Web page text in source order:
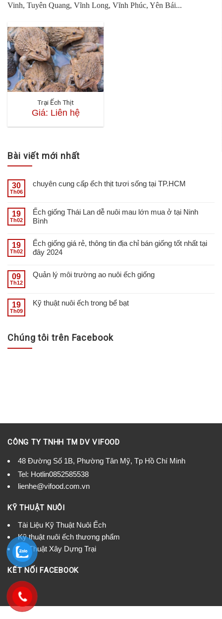
Vinh, Tuyên Quang, Vĩnh Long, Vĩnh Phúc, Yên Bái...
Trại Ếch Thịt
Giá: Liên hệ
Bài viết mới nhất
30
Th06
chuyên cung cấp ếch thịt tươi sống tại TP.HCM
19
Th02
Ếch giống Thái Lan dễ nuôi mau lớn mua ở tại Ninh
Bình
19
Th02
Ếch giống giá rẻ, thông tin địa chỉ bán giống tốt nhất tại
đây 2024
09
Th12
Quản lý môi trường ao nuôi ếch giống
19
Th09
Kỹ thuật nuôi ếch trong bể bạt
Chúng tôi trên Facebook
CÔNG TY TNHH TM DV VIFOOD
48 Đường Số 1B, Phường Tân Mỹ, Tp Hồ Chí Minh
Tel: Hotlin0852585538
lienhe@vifood.com.vn
KỸ THUẬT NUÔI
Tài Liệu Kỹ Thuật Nuôi Ếch
Kỹ thuật nuôi ếch thương phẩm
Kỹ Thuật Xây Dựng Trại
KẾT NỐI FACEBOOK